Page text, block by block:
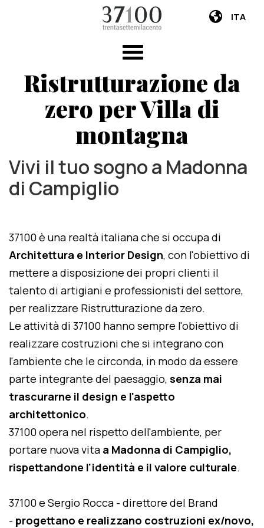
ITA
Ristrutturazione da
zero per Villa di
montagna
Vivi il tuo sogno a Madonna
di Campiglio
37100 è una realtà italiana che si occupa di
Architettura e Interior Design, con l'obiettivo di
mettere a disposizione dei propri clienti il
talento di artigiani e professionisti del settore,
per realizzare Ristrutturazione da zero.
Le attività di 37100 hanno sempre l'obiettivo di
realizzare costruzioni che si integrano con
l'ambiente che le circonda, in modo da essere
parte integrante del paesaggio, senza mai
trascurarne il design e l'aspetto
architettonico.
37100 opera nel rispetto dell'ambiente, per
portare nuova vita a Madonna di Campiglio,
rispettandone l'identità e il valore culturale.
37100 e Sergio Rocca - direttore del Brand
- progettano e realizzano costruzioni ex/novo,